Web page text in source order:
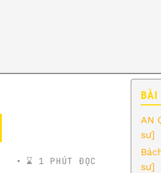
⌛️ 1 PHÚT ĐỌC
BÀI
AN
sư]
sư]